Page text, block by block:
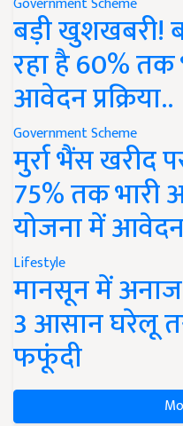
बड़ी खुशखबरी!
रहा है 60% तक
आवेदन प्रक्रिया..
Government Scheme
मुर्रा भैंस खरीद
75% तक भारी
योजना में
Lifestyle
मानसून में
3 आसान घरेलू
फफूंदी